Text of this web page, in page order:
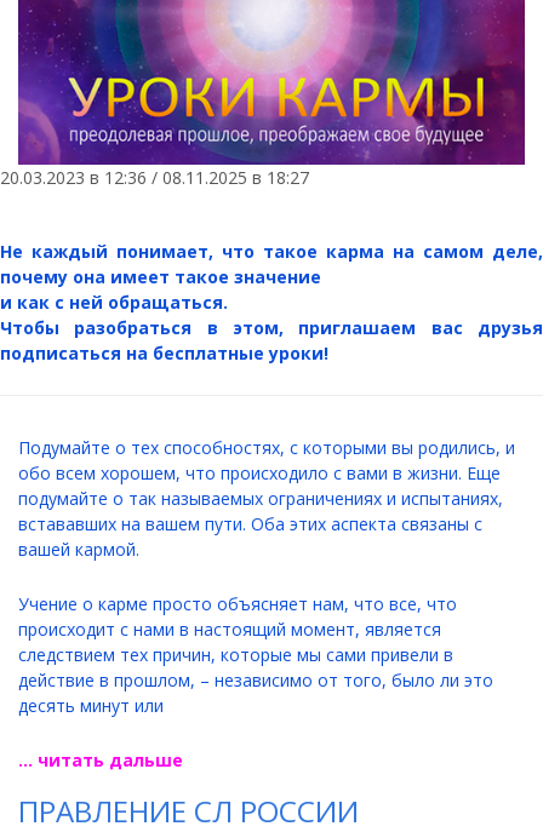
20.03.2023 в 12:36 / 08.11.2025 в 18:27
Не каждый понимает, что такое карма на самом деле,
почему она имеет такое значение
и как с ней обращаться.
Чтобы разобраться в этом, приглашаем вас друзья
подписаться на бесплатные уроки!
Подумайте о тех способностях, с которыми вы родились, и
обо всем хорошем, что происходило с вами в жизни. Еще
подумайте о так называемых ограничениях и испытаниях,
встававших на вашем пути. Оба этих аспекта связаны с
вашей кармой.
Учение о карме просто объясняет нам, что все, что
происходит с нами в настоящий момент, является
следствием тех причин, которые мы сами привели в
действие в прошлом, – независимо от того, было ли это
десять минут или
... читать дальше
ПРАВЛЕНИЕ СЛ РОССИИ